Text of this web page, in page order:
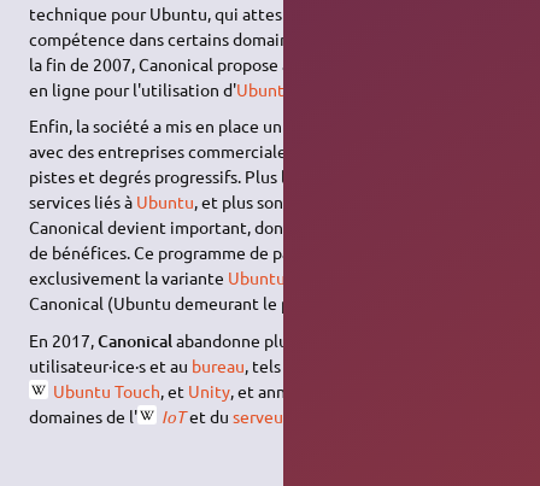
technique pour Ubuntu, qui atteste un certain niveau de
compétence dans certains domaines d'administration. Depuis
la fin de 2007, Canonical propose aussi des cours en classe puis
en ligne pour l'utilisation d'Ubuntu
Enfin, la société a mis en place un programme de partenariat
avec des entreprises commerciales, qui s'établit sur plusieurs
pistes et degrés progressifs. Plus le partenaire fournit de
services liés à Ubuntu, et plus son niveau relationnel avec
Canonical devient important, donnant accès à de plus en plus
de bénéfices. Ce programme de partenariat concerne
exclusivement la variante Ubuntu
Canonical (Ubuntu demeurant le projet phare de la société).
En 2017,Canonicalabandonne plusieurs projets destinés aux
utilisateur·ice·s et au bureau, tels que
Ubuntu Touch, et Unity, et annonce se réorienter vers les
domaines de l'
IoTet du serveur